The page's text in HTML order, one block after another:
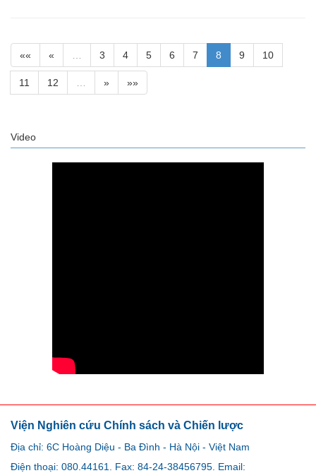
có đại diện Viện Nghiên cứu Chính sách và Chiến lược và
Vụ Kinh tế tổng hợp...
«« « 3 4 5 6 7 8 9 10
11 12 » »»
Video
Viện Nghiên cứu Chính sách và Chiến lược
Địa chỉ: 6C Hoàng Diệu - Ba Đình - Hà Nội - Việt Nam
Điện thoại: 080.44161. Fax: 84-24-38456795. Email: